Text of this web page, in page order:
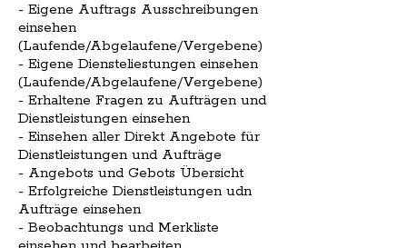
- Eigene Auftrags Ausschreibungen
einsehen
(Laufende/Abgelaufene/Vergebene)
- Eigene Diensteliestungen einsehen
(Laufende/Abgelaufene/Vergebene)
- Erhaltene Fragen zu Aufträgen und
Dienstleistungen einsehen
- Einsehen aller Direkt Angebote für
Dienstleistungen und Aufträge
- Angebots und Gebots Übersicht
- Erfolgreiche Dienstleistungen udn
Aufträge einsehen
- Beobachtungs und Merkliste